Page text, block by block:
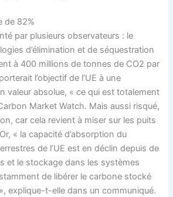
de 82%
par plusieurs observateurs : le
d’élimination et de séquestration
à 400 millions de tonnes de CO2 par
l’objectif de l’UE à une
valeur absolue, « ce qui est totalement
Market Watch. Mais aussi risqué,
car cela revient à miser sur les puits
« la capacité d’absorption du
de l’UE est en déclin depuis de
et le stockage dans les systèmes
de libérer le carbone stocké
explique-t-elle dans un communiqué.